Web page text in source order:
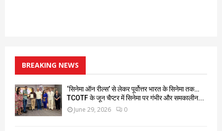
BREAKING NEWS
‘सिनेमा ऑन रील्स’ से लेकर पूर्वोत्तर भारत के सिनेमा तक…
TCOTF के जून चैप्टर में सिनेमा पर गंभीर और समकालीन...
June 29, 2026 0